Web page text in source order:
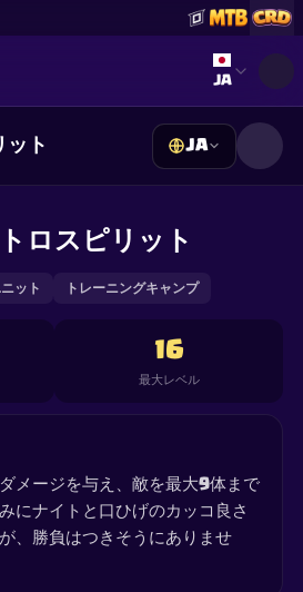
Select
JA
ット JA
ロスピリット
ット トレーニングキャンプ
16
最大レベル
メージを与え、敵を最大9体まで
にナイトと口ひげのカッコ良さ
、勝負はつきそうにありませ
Discordに参加
PrivacyTermsCookie設定
with, endorsed, sponsored, or
for additional details.